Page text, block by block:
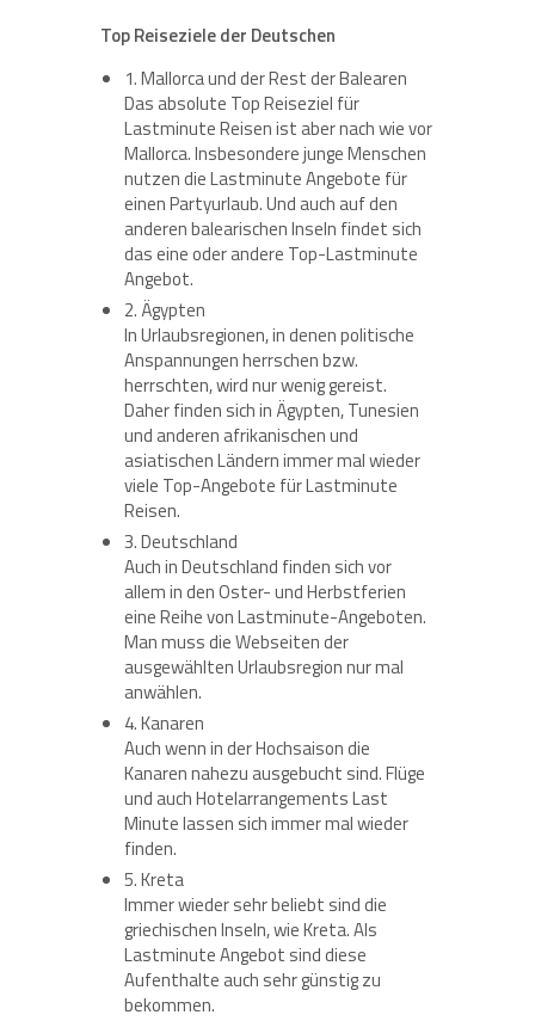
Top Reiseziele der Deutschen
1. Mallorca und der Rest der Balearen
Das absolute Top Reiseziel für
Lastminute Reisen ist aber nach wie vor
Mallorca. Insbesondere junge Menschen
nutzen die Lastminute Angebote für
einen Partyurlaub. Und auch auf den
anderen balearischen Inseln findet sich
das eine oder andere Top-Lastminute
Angebot.
2. Ägypten
In Urlaubsregionen, in denen politische
Anspannungen herrschen bzw.
herrschten, wird nur wenig gereist.
Daher finden sich in Ägypten, Tunesien
und anderen afrikanischen und
asiatischen Ländern immer mal wieder
viele Top-Angebote für Lastminute
Reisen.
3. Deutschland
Auch in Deutschland finden sich vor
allem in den Oster- und Herbstferien
eine Reihe von Lastminute-Angeboten.
Man muss die Webseiten der
ausgewählten Urlaubsregion nur mal
anwählen.
4. Kanaren
Auch wenn in der Hochsaison die
Kanaren nahezu ausgebucht sind. Flüge
und auch Hotelarrangements Last
Minute lassen sich immer mal wieder
finden.
5. Kreta
Immer wieder sehr beliebt sind die
griechischen Inseln, wie Kreta. Als
Lastminute Angebot sind diese
Aufenthalte auch sehr günstig zu
bekommen.